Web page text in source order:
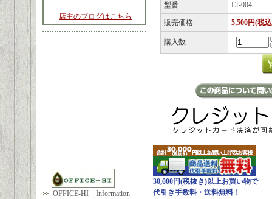
店主のブログはこちら
OFFICE-HI Information
型番 LT-004
販売価格 5,500円(税
購入数
30,000円(税抜き)以上お買い物で
代引き手数料・送料無料！